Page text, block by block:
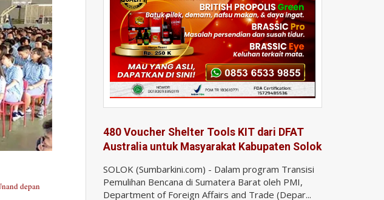
depan
480 Voucher Shelter Tools KIT dari DFAT
Australia untuk Masyarakat Kabupaten Solok
SOLOK (Sumbarkini.com) - Dalam program Transisi
Pemulihan Bencana di Sumatera Barat oleh PMI,
Department of Foreign Affairs and Trade (Depar...